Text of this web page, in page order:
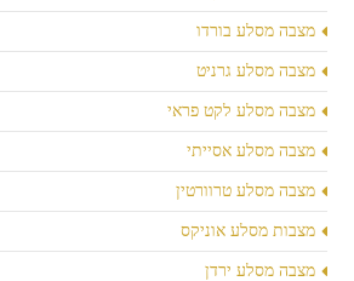
מצבה מסלע בורדו
מצבה מסלע גרניט
מצבה מסלע לקט פראי
מצבה מסלע אסייתי
מצבה מסלע טרוורטין
מצבות מסלע אוניקס
מצבה מסלע ירדן